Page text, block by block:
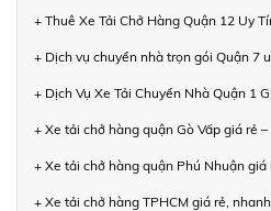
+ Thuê Xe Tải Chở Hàng Quận 12 Uy
+ Dịch vụ chuyển nhà trọn gói Quận 7
+ Dịch Vụ Xe Tải Chuyển Nhà Quận 1
+ Xe tải chở hàng quận Gò Vấp giá rẻ
+ Xe tải chở hàng quận Phú Nhuận giá
+ Xe tải chở hàng TPHCM giá rẻ,